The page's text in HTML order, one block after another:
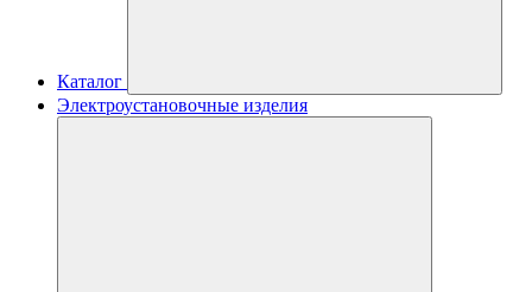
Каталог
Электроустановочные изделия